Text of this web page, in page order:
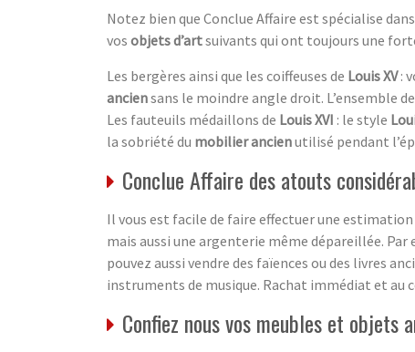
Notez bien que Conclue Affaire est spécialise
vos objets d’artsuivants qui ont toujours une
Les bergères ainsi que les coiffeuses de Louis XV:
anciensans le moindre angle droit. L’ensemble
Les fauteuils médaillons de Louis XVI : le style
la sobriété du mobilier ancienutilisé pendant
Conclue Affaire des atouts
Il vous est facile de faire effectuer une
mais aussi une argenterie même dépareillée.
pouvez aussi vendre des faïences ou des livres
instruments de musique. Rachat immédiat et au
Confiez nous vos meubles et